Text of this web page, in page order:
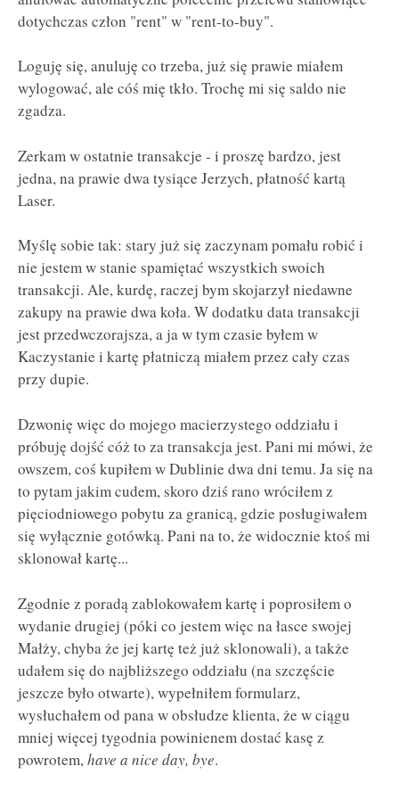
dotychczas człon "rent" w "rent-to-buy".
Loguję się, anuluję co trzeba, już się prawie miałem
wylogować, ale cóś mię tkło. Trochę mi się saldo nie
zgadza.
Zerkam w ostatnie transakcje - i proszę bardzo, jest
jedna, na prawie dwa tysiące Jerzych, płatność kartą
Laser.
Myślę sobie tak: stary już się zaczynam pomału robić i
nie jestem w stanie spamiętać wszystkich swoich
transakcji. Ale, kurdę, raczej bym skojarzył niedawne
zakupy na prawie dwa koła. W dodatku data transakcji
jest przedwczorajsza, a ja w tym czasie byłem w
Kaczystanie i kartę płatniczą miałem przez cały czas
przy dupie.
Dzwonię więc do mojego macierzystego oddziału i
próbuję dojść cóż to za transakcja jest. Pani mi mówi, że
owszem, coś kupiłem w Dublinie dwa dni temu. Ja się na
to pytam jakim cudem, skoro dziś rano wróciłem z
pięciodniowego pobytu za granicą, gdzie posługiwałem
się wyłącznie gotówką. Pani na to, że widocznie ktoś mi
sklonował kartę...
Zgodnie z poradą zablokowałem kartę i poprosiłem o
wydanie drugiej (póki co jestem więc na łasce swojej
Małży, chyba że jej kartę też już sklonowali), a także
udałem się do najbliższego oddziału (na szczęście
jeszcze było otwarte), wypełniłem formularz,
wysłuchałem od pana w obsłudze klienta, że w ciągu
mniej więcej tygodnia powinienem dostać kasę z
powrotem,have a nice day, bye.